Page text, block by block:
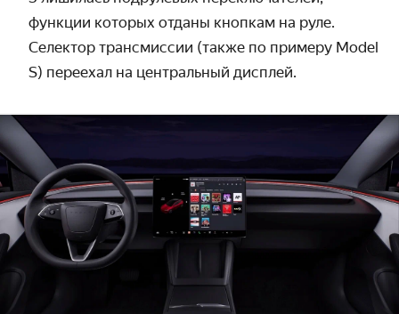
функции которых отданы кнопкам на руле.
Селектор трансмиссии (также по примеру Model
S) переехал на центральный дисплей.